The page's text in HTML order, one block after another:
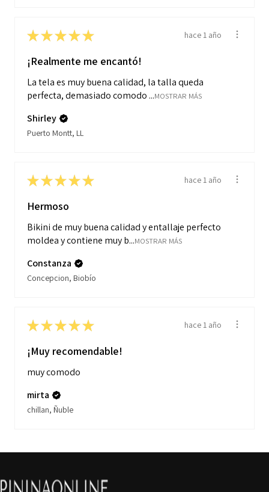
★★★★★ hace 1 año
¡Realmente me encantó!
La tela es muy buena calidad, la talla queda
perfecta, demasiado comodo ...MOSTRAR MÁS
Shirley
Puerto Montt, LL
★★★★★ hace 1 año
Hermoso
Bikini de muy buena calidad y entallaje perfecto
moldea y contiene muy b...MOSTRAR MÁS
Constanza
Concepcion, Biobío
★★★★★ hace 1 año
¡Muy recomendable!
muy comodo
mirta
chillan, Ñuble